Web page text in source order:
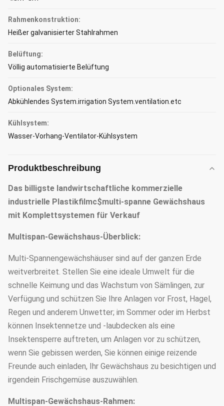
Rahmenkonstruktion:
Heißer galvanisierter Stahlrahmen
Belüftung:
Völlig automatisierte Belüftung
Optionales System:
Abkühlendes System.irrigation System.ventilation.etc
Kühlsystem:
Wasser-Vorhang-Ventilator-Kühlsystem
Produktbeschreibung
Das billigste landwirtschaftliche kommerzielle
industrielle Plastikfilmc$multi-spanne Gewächshaus
mit Komplettsystemen für Verkauf
Multispan-Gewächshaus-Überblick:
Multi-Spannengewächshäuser sind auf der ganzen Erde
weitverbreitet. Stellen Sie eine ideale Umwelt für die
schnelle Keimung und das Wachstum von Sämlingen, zur
Verfügung und schützen Sie Ihre Anlagen vor Frost, Hagel,
Regen und anderem Unwetter; im Sommer oder im Herbst
können Insektennetze und -laubdecken als eine
Insektensperre auftreten, um Anlagen vor zu schützen,
wenn Sie gebissen werden, Sie können einige reizende
Freunde auch einladen, Ihr Gewächshaus zu besichtigen und
irgendein Frischgemüse auszuwählen.
Multispan-Gewächshaus-Rahmen: